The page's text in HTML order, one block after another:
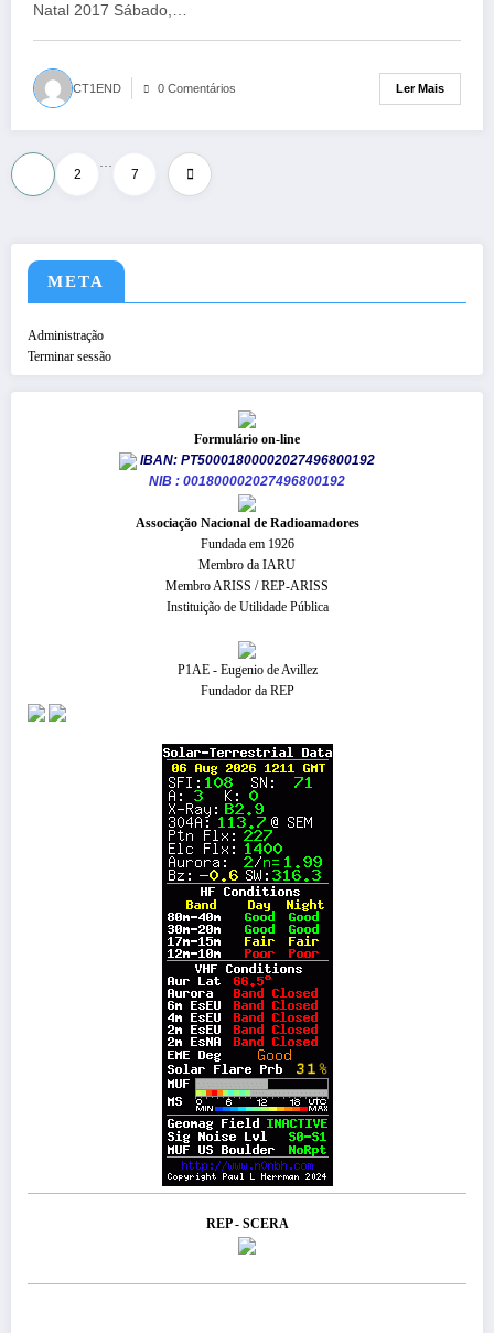
Natal 2017 Sábado,…
CT1END 0 Comentários Ler Mais
Paginação
dos
conteúdos
2
…
7
META
Administração
Terminar sessão
Formulário on-line
IBAN: PT50001800002027496800192
NIB : 001800002027496800192
​Associação Nacional de Radioamadores
Fundada em 1926
Membro da IARU
Membro ARISS / REP-ARISS
Instituição de Utilidade Pública
P1AE - Eugenio de Avillez
Fundador da REP
REP - SCERA